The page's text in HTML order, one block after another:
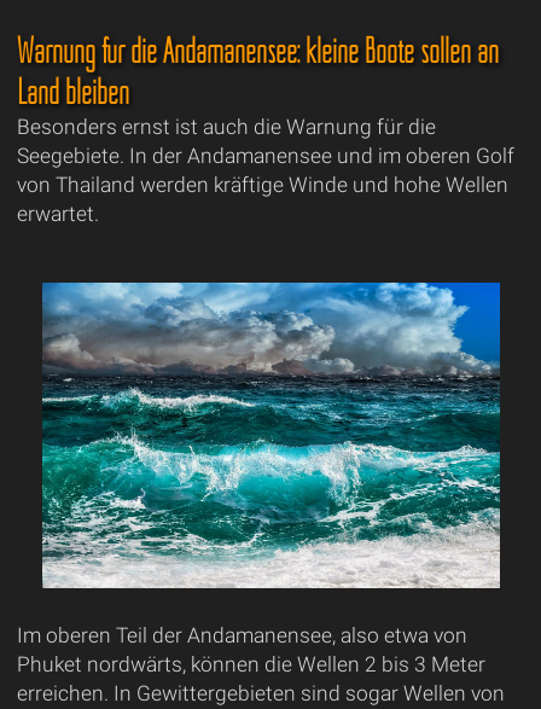
Warnung für die Andamanensee: kleine Boote sollen an
Land bleiben
Besonders ernst ist auch die Warnung für die
Seegebiete. In der Andamanensee und im oberen Golf
von Thailand werden kräftige Winde und hohe Wellen
erwartet.
Im oberen Teil der Andamanensee, also etwa von
Phuket nordwärts, können die Wellen 2 bis 3 Meter
erreichen. In Gewittergebieten sind sogar Wellen von